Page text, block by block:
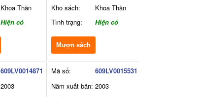
Khoa Thần
Hiện có
Kho sách:
Khoa Thần
Tình trạng:
Hiện có
Mượn sách
609LV0014871
2003
Mã số:
609LV0015531
Năm xuất bản: 2003